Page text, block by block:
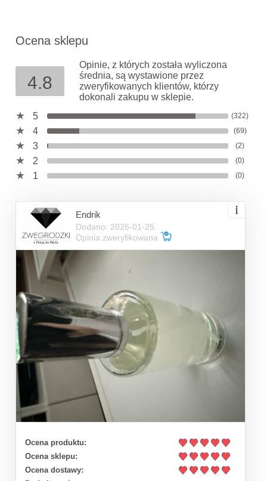
Ocena sklepu
4.8
Opinie, z których została wyliczona
średnia, są wystawione przez
zweryfikowanych klientów, którzy
dokonali zakupu w sklepie.
5
(322)
4 (69)
3 (2)
2 (0)
1 (0)
Endrik
Dodano: 2026-01-25
Opinia zweryfikowana
Ocena produktu:
Ocena sklepu:
Ocena dostawy: